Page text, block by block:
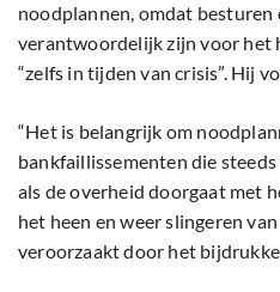
noodplannen, omdat besturen
verantwoordelijk zijn voor het
“zelfs in tijden van crisis”. Hij
“Het is belangrijk om
bankfaillissementen die
als de overheid doorgaat met
het heen en weer slingeren
veroorzaakt door het